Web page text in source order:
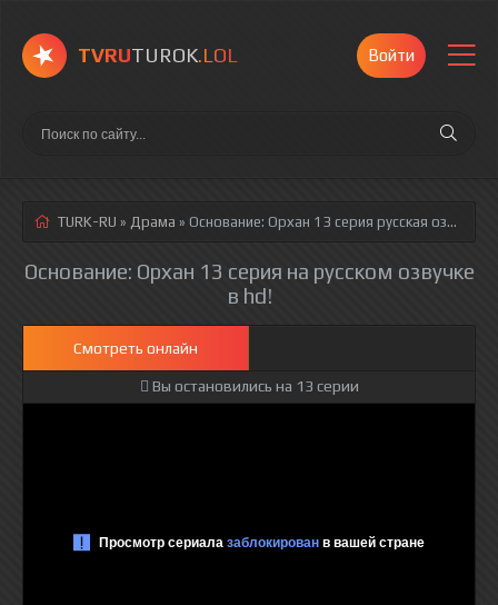
TVRUTUROK.LOL Войти
TURK-RU » Драма » Основание: Орхан 13 серия русская озвучка полностью смотреть онлайн!
Основание: Орхан 13 серия на русском озвучке
в hd!
Смотреть онлайн
Вы остановились на 13 серии